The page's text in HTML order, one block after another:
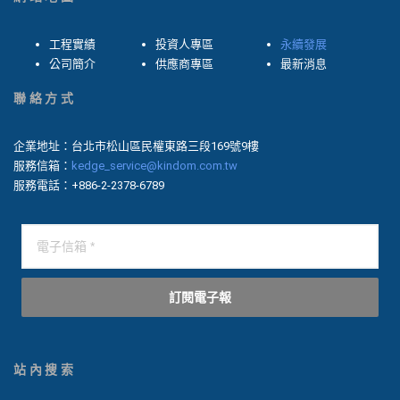
工程實績
公司簡介
投資人專區
供應商專區
永續發展
最新消息
聯絡方式
企業地址：台北市松山區民權東路三段169號9樓
服務信箱： kedge_service@kindom.com.tw
服務電話：+886-2-2378-6789
訂閱電子報
站內搜索